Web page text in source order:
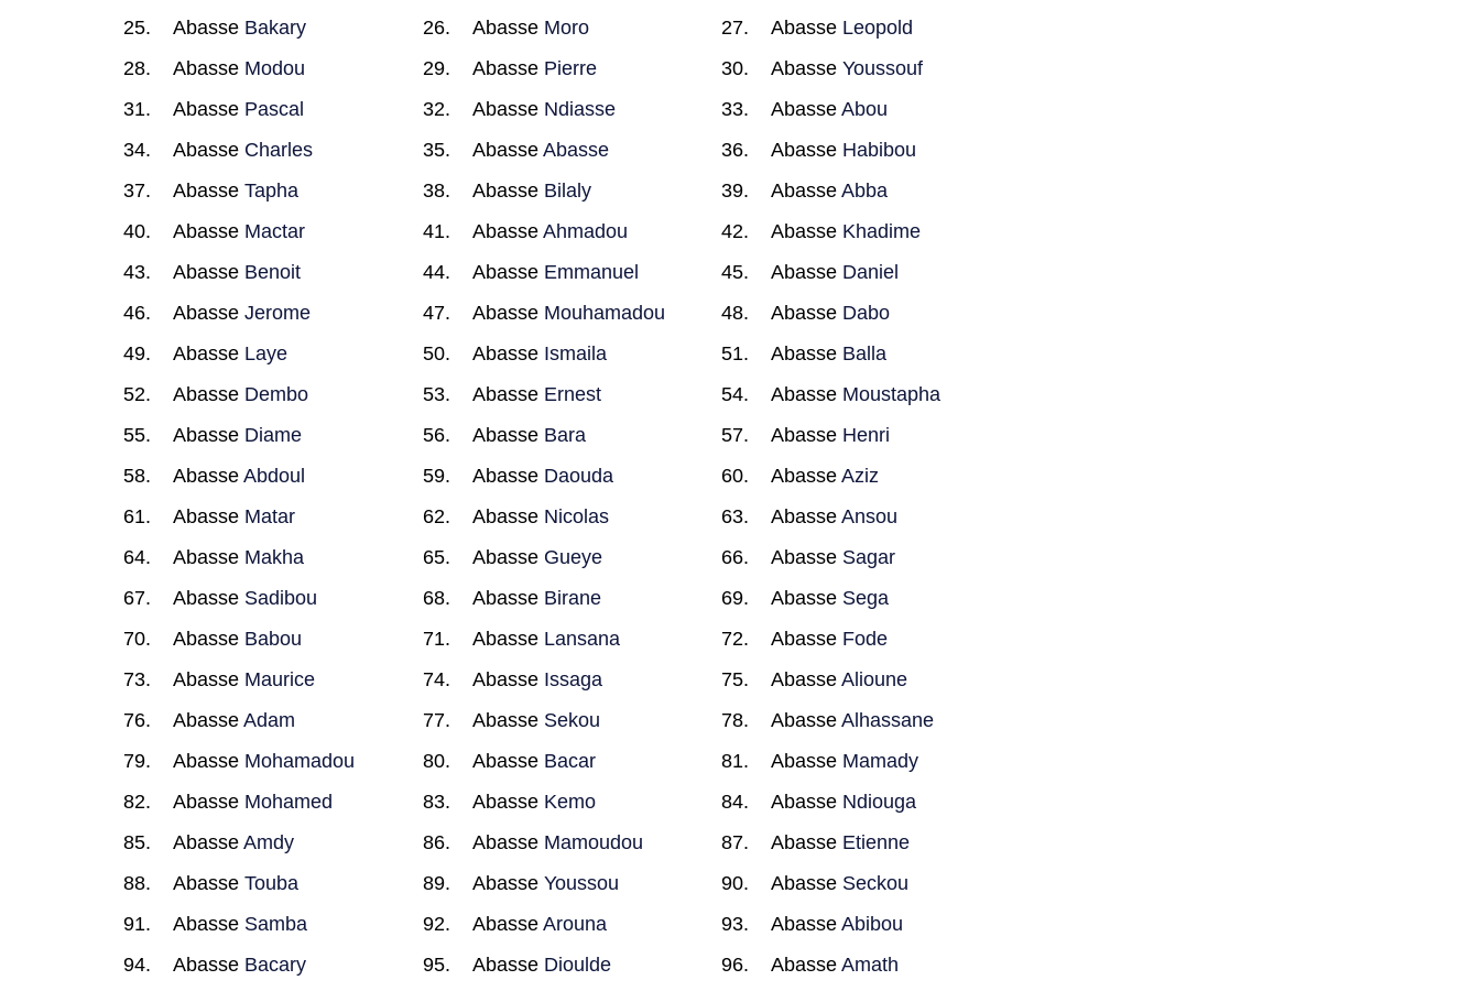
Abasse Bakary Abasse Moro Abasse Leopold
Abasse Modou Abasse Pierre AbasseYoussouf
Abasse Pascal Abasse Ndiasse AbasseAbou
Abasse Charles Abasse Abasse Abasse Habibou
Abasse Tapha Abasse Bilaly AbasseAbba
Abasse Mactar Abasse Ahmadou Abasse Khadime
Abasse Benoit Abasse Emmanuel Abasse Daniel
Abasse Jerome Abasse Mouhamadou Abasse Dabo
Abasse Laye Abasse Ismaila Abasse Balla
Abasse Dembo Abasse Ernest Abasse Moustapha
Abasse Diame Abasse Bara Abasse Henri
Abasse Abdoul Abasse Daouda AbasseAziz
Abasse Matar Abasse Nicolas AbasseAnsou
Abasse Makha Abasse Gueye Abasse Sagar
Abasse Sadibou Abasse Birane Abasse Sega
Abasse Babou Abasse Lansana Abasse Fode
Abasse Maurice Abasse Issaga AbasseAlioune
Abasse Adam Abasse Sekou AbasseAlhassane
Abasse Mohamadou Abasse Bacar Abasse Mamady
Abasse Mohamed Abasse Kemo Abasse Ndiouga
Abasse Amdy Abasse Mamoudou Abasse Etienne
Abasse Touba Abasse Youssou Abasse Seckou
Abasse Samba Abasse Arouna AbasseAbibou
Abasse Bacary Abasse Dioulde AbasseAmath